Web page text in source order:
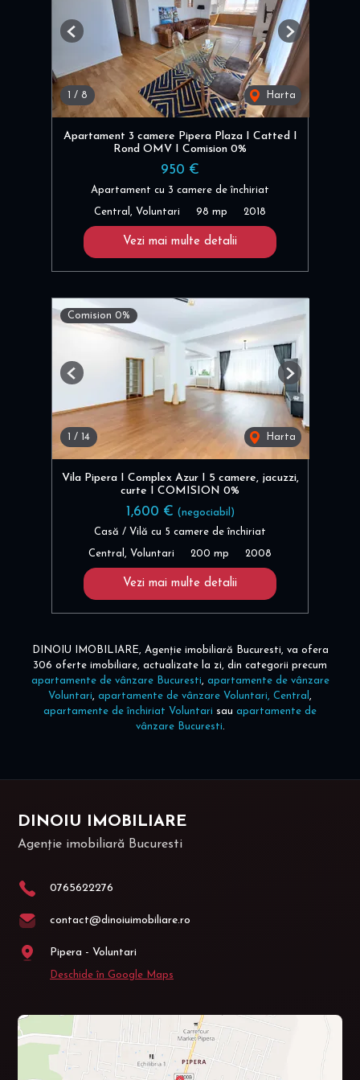
/ 8 Harta
Previous Next
Apartament 3 camere Pipera Plaza I Catted I
Rond OMV I Comision 0%
950 €
Apartament cu 3 camere de închiriat
Central, Voluntari 98 mp 2018
Vezi mai multe detalii
Comision 0%
1 / 14 Harta
Previous Next
Vila Pipera I Complex Azur I 5 camere, jacuzzi,
curte I COMISION 0%
1,600 € (negociabil)
Casă / Vilă cu 5 camere de închiriat
Central, Voluntari 200 mp 2008
Vezi mai multe detalii
DINOIU IMOBILIARE, Agenție imobiliară Bucuresti, va ofera
306 oferte imobiliare, actualizate la zi, din categorii precum
apartamente de vânzare Bucuresti, apartamente de vânzare
Voluntari, apartamente de vânzare Voluntari, Central ,
apartamente de închiriat Voluntari sau apartamente de
vânzare Bucuresti.
DINOIU IMOBILIARE
Agenție imobiliară Bucuresti
0765622276
contact@dinoiuimobiliare.ro
Pipera - Voluntari
Deschide în Google Maps